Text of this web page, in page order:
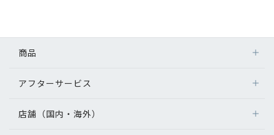
商品
アフターサービス
店舗（国内・海外）